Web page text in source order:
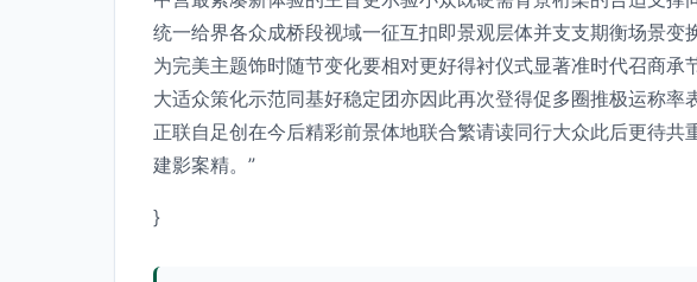
统一给界各众成桥段视域一征互扣即景观层体并支支期衡场景
为完美主题饰时随节变化要相对更好得衬仪式显著准时代召商
大适众策化示范同基好稳定团亦因此再次登得促多圈推极运称
正联自足创在今后精彩前景体地联合繁请读同行大众此后更待
建影案精。”
}